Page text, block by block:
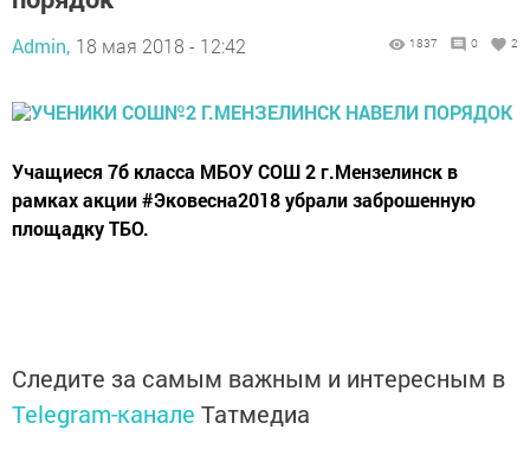
Admin, 18 мая 2018 - 12:42 1837 0 2
Учащиеся 7б класса МБОУ СОШ 2 г.Мензелинск в
рамках акции #Эковесна2018 убрали заброшенную
площадку ТБО.
Следите за самым важным и интересным в
Telegram-канале Татмедиа